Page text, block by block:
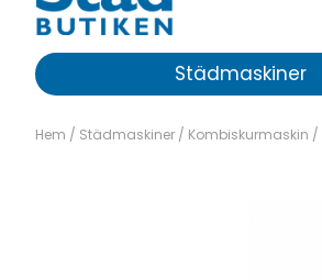
Städmaskiner
Hem / Städmaskiner / Kombiskurmaskin /